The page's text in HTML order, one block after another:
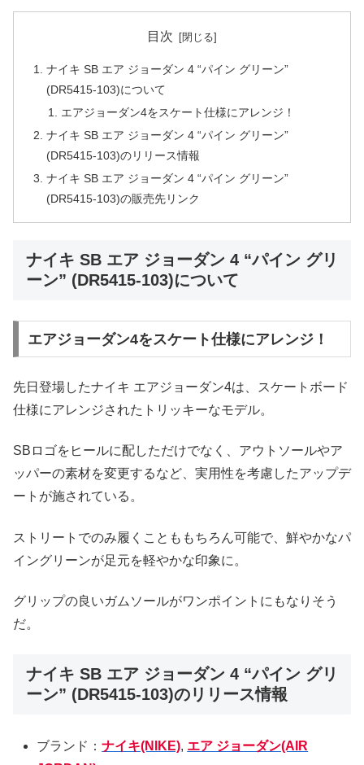
目次
ナイキ SB エア ジョーダン 4 “パイン グリーン”
(DR5415-103)について
エアジョーダン4をスケート仕様にアレンジ！
ナイキ SB エア ジョーダン 4 “パイン グリーン”
(DR5415-103)のリリース情報
ナイキ SB エア ジョーダン 4 “パイン グリーン”
(DR5415-103)の販売先リンク
ナイキ SB エア ジョーダン 4 “パイン グリ
ーン” (DR5415-103)について
エアジョーダン4をスケート仕様にアレンジ！
先日登場したナイキ エアジョーダン4は、スケートボード
仕様にアレンジされたトリッキーなモデル。
SBロゴをヒールに配しただけでなく、アウトソールやア
ッパーの素材を変更するなど、実用性を考慮したアップデ
ートが施されている。
ストリートでのみ履くことももちろん可能で、鮮やかなパ
イングリーンが足元を軽やかな印象に。
グリップの良いガムソールがワンポイントにもなりそう
だ。
ナイキ SB エア ジョーダン 4 “パイン グリ
ーン” (DR5415-103)のリリース情報
ブランド：ナイキ(NIKE), エア ジョーダン(AIR